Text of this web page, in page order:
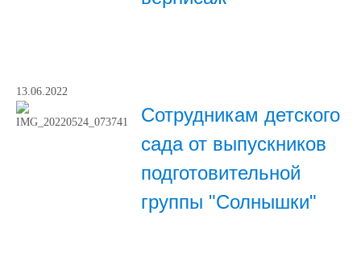
13.06.2022
Сотрудникам детского
сада от выпускников
подготовительной
группы "Солнышки"